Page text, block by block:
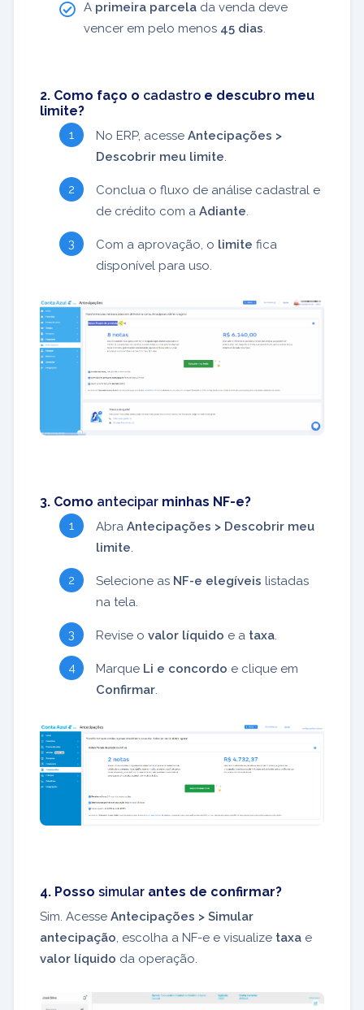
A primeira parcela da venda deve
vencer em pelo menos 45 dias
2. Como faço o cadastro e descubro meu
limite?
No ERP, acesse Antecipações >
Descobrir meu limite
Conclua o fluxo de análise cadastral e
de crédito com a Adiante
Com a aprovação, o limite fica
disponível para uso.
3. Como antecipar minhas NF-e?
Abra Antecipações > Descobrir meu
limite.
Selecione as NF-e elegíveis listadas
na tela.
Revise o valor líquido e a taxa.
Marque Li e concordo e clique em
Confirmar.
4. Posso simular antes de confirmar?
Sim. Acesse Antecipações > Simular
antecipação, escolha a NF-e e visualize taxa e
valor líquido da operação.